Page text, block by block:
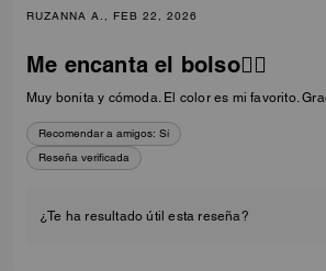
RUZANNA A., FEB 22, 2026
Me encanta el bolso❤️‍🔥
Muy bonita y cómoda. El color es mi favorito.
Recomendar a amigos: Sí
Reseña verificada
¿Te ha resultado útil esta reseña?